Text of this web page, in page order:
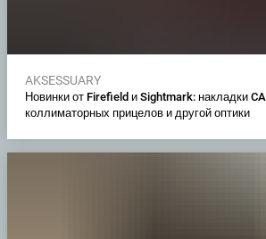
AKSESSUARY
Новинки от Firefield и Sightmark: накладки
коллиматорных прицелов и другой оптики